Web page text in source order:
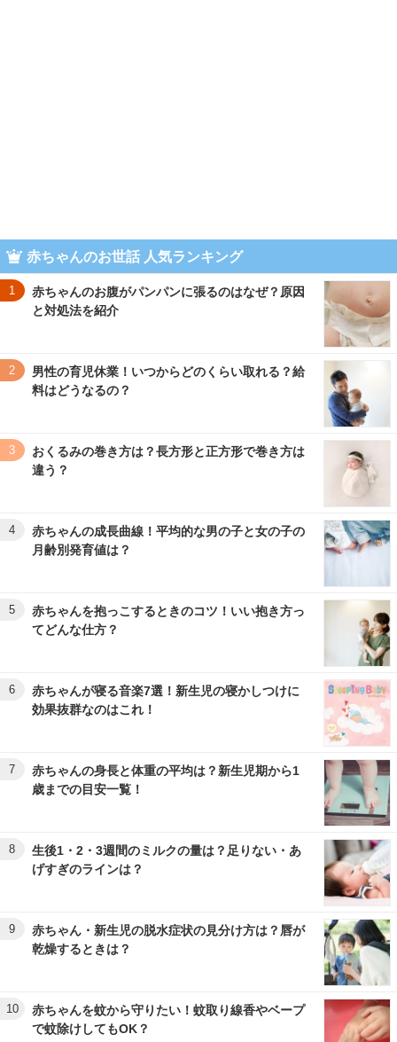
赤ちゃんのお世話 人気ランキング
1
赤ちゃんのお腹がパンパンに張るのはなぜ？原因
と対処法を紹介
2
男性の育児休業！いつからどのくらい取れる？給
料はどうなるの？
3
おくるみの巻き方は？長方形と正方形で巻き方は
違う？
4
赤ちゃんの成長曲線！平均的な男の子と女の子の
月齢別発育値は？
5
赤ちゃんを抱っこするときのコツ！いい抱き方っ
てどんな仕方？
6
赤ちゃんが寝る音楽7選！新生児の寝かしつけに
効果抜群なのはこれ！
7
赤ちゃんの身長と体重の平均は？新生児期から1
歳までの目安一覧！
8
生後1・2・3週間のミルクの量は？足りない・あ
げすぎのラインは？
9
赤ちゃん・新生児の脱水症状の見分け方は？唇が
乾燥するときは？
10
赤ちゃんを蚊から守りたい！蚊取り線香やベープ
で蚊除けしてもOK？